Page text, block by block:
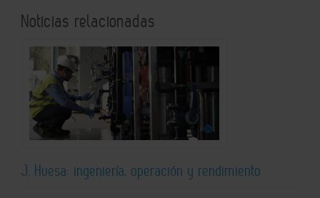
Noticias relacionadas
J. Huesa: ingeniería, operación y rendimiento